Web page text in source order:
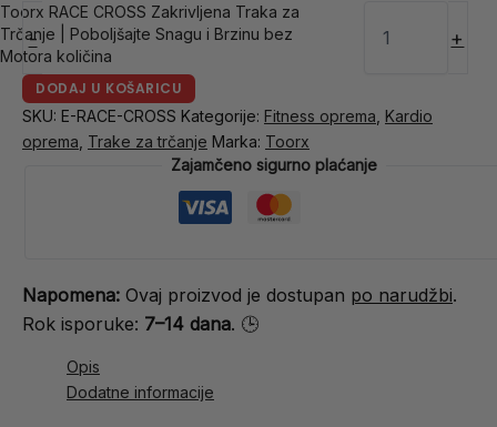
-
Toorx RACE CROSS Zakrivljena Traka za
Trčanje | Poboljšajte Snagu i Brzinu bez
Motora količina
+
DODAJ U KOŠARICU
SKU: E-RACE-CROSS Kategorije: Fitness oprema, Kardio
oprema, Trake za trčanje Marka: Toorx
Zajamčeno sigurno plaćanje
Napomena: Ovaj proizvod je dostupan po narudžbi.
Rok isporuke: 7–14 dana. 🕒
Opis
Dodatne informacije